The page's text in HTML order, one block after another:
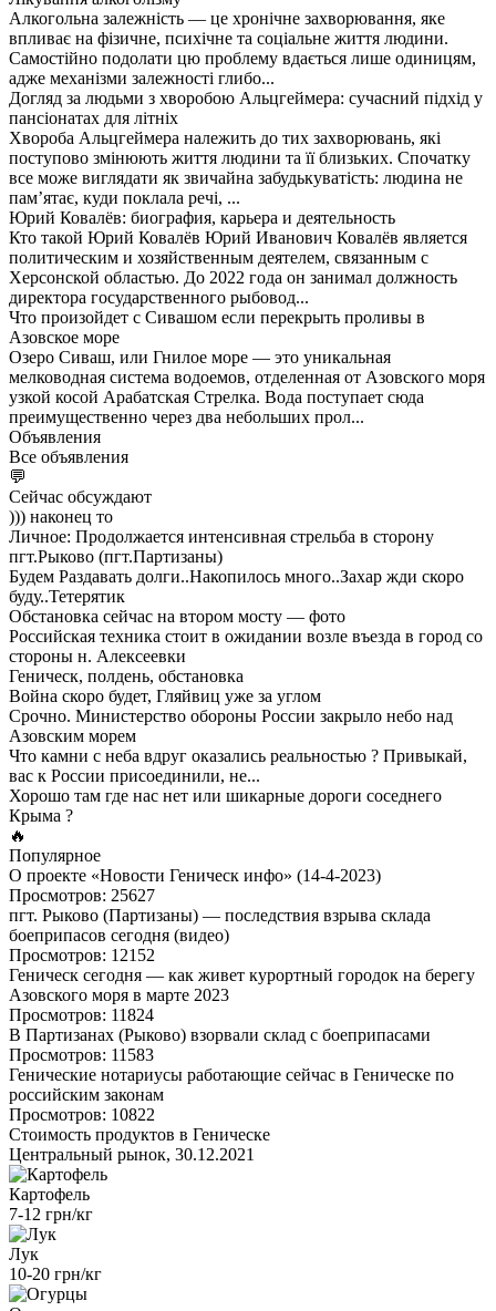
Алкогольна залежність — це хронічне захворювання, яке
впливає на фізичне, психічне та соціальне життя людини.
Самостійно подолати цю проблему вдається лише одиницям,
адже механізми залежності глибо...
Догляд за людьми з хворобою Альцгеймера: сучасний підхід у
пансіонатах для літніх
Хвороба Альцгеймера належить до тих захворювань, які
поступово змінюють життя людини та її близьких. Спочатку
все може виглядати як звичайна забудькуватість: людина не
пам’ятає, куди поклала речі, ...
Юрий Ковалёв: биография, карьера и деятельность
Кто такой Юрий Ковалёв Юрий Иванович Ковалёв является
политическим и хозяйственным деятелем, связанным с
Херсонской областью. До 2022 года он занимал должность
директора государственного рыбовод...
Что произойдет с Сивашом если перекрыть проливы в
Азовское море
Озеро Сиваш, или Гнилое море — это уникальная
мелководная система водоемов, отделенная от Азовского моря
узкой косой Арабатская Стрелка. Вода поступает сюда
преимущественно через два небольших прол...
Объявления
Все объявления
💬
Сейчас обсуждают
))) наконец то
Личное: Продолжается интенсивная стрельба в сторону
пгт.Рыково (пгт.Партизаны)
Будем Раздавать долги..Накопилось много..Захар жди скоро
буду..Тетерятик
Обстановка сейчас на втором мосту — фото
Российская техника стоит в ожидании возле въезда в город со
стороны н. Алексеевки
Геническ, полдень, обстановка
Война скоро будет, Гляйвиц уже за углом
Срочно. Министерство обороны России закрыло небо над
Азовским морем
Что камни с неба вдруг оказались реальностью ? Привыкай,
вас к России присоединили, не...
Хорошо там где нас нет или шикарные дороги соседнего
Крыма ?
🔥
Популярное
О проекте «Новости Геническ инфо» (14-4-2023)
Просмотров: 25627
пгт. Рыково (Партизаны) — последствия взрыва склада
боеприпасов сегодня (видео)
Просмотров: 12152
Геническ сегодня — как живет курортный городок на берегу
Азовского моря в марте 2023
Просмотров: 11824
В Партизанах (Рыково) взорвали склад с боеприпасами
Просмотров: 11583
Генические нотариусы работающие сейчас в Геническе по
российским законам
Просмотров: 10822
Стоимость продуктов в Геническе
Центральный рынок, 30.12.2021
Картофель
7-12 грн/кг
Лук
10-20 грн/кг